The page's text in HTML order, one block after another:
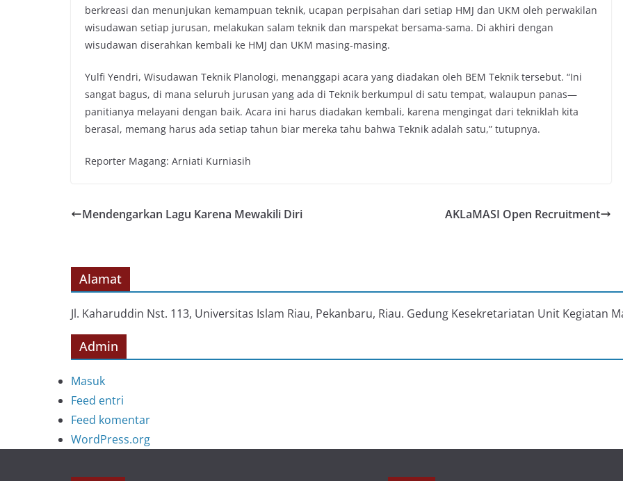
berkreasi dan menunjukan kemampuan teknik, ucapan perpisahan dari setiap HMJ dan UKM oleh perwakilan
wisudawan setiap jurusan, melakukan salam teknik dan marspekat bersama-sama. Di akhiri dengan
wisudawan diserahkan kembali ke HMJ dan UKM masing-masing.
Yulfi Yendri, Wisudawan Teknik Planologi, menanggapi acara yang diadakan oleh BEM Teknik tersebut. “Ini
sangat bagus, di mana seluruh jurusan yang ada di Teknik berkumpul di satu tempat, walaupun panas—
panitianya melayani dengan baik. Acara ini harus diadakan kembali, karena mengingat dari tekniklah kita
berasal, memang harus ada setiap tahun biar mereka tahu bahwa Teknik adalah satu,” tutupnya.
Reporter Magang: Arniati Kurniasih
Mendengarkan Lagu Karena Mewakili Diri AKLaMASI Open Recruitment
Alamat
Jl. Kaharuddin Nst. 113, Universitas Islam Riau, Pekanbaru, Riau. Gedung Kesekretariatan Unit Kegiatan
Admin
Masuk
Feed entri
Feed komentar
WordPress.org